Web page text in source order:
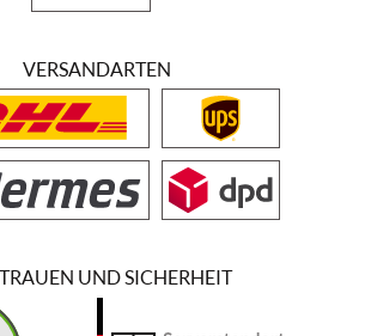
VERSANDARTEN
UND SICHERHEIT